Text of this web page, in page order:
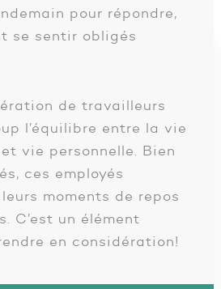
pour répondre,
se sentir obligés
de travailleurs
l’équilibre entre la vie
vie personnelle. Bien
ces employés
moments de repos
C’est un élément
en considération!